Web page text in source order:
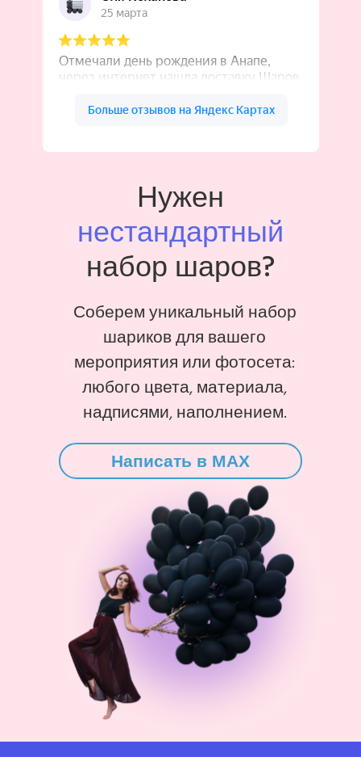
Нужен
нестандартный
набор шаров?
Соберем уникальный набор
шариков для вашего
мероприятия или фотосета:
любого цвета, материала,
надписями, наполнением.
Написать в MAX